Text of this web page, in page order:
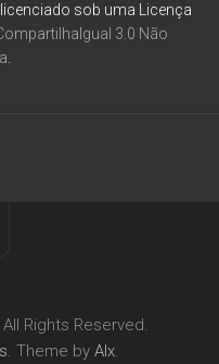
sob uma Licença
3.0 Não
.
Rights Reserved.
. Theme by Alx.